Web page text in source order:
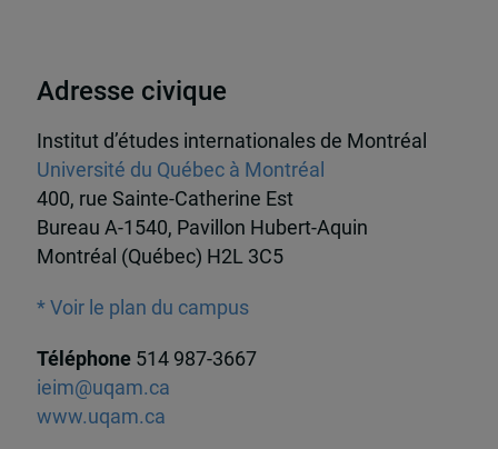
Adresse civique
Institut d’études internationales de Montréal
Université du Québec à Montréal
400, rue Sainte-Catherine Est
Bureau A-1540, Pavillon Hubert-Aquin
Montréal (Québec) H2L 3C5
* Voir le plan du campus
Téléphone 514 987-3667
ieim@uqam.ca
www.uqam.ca